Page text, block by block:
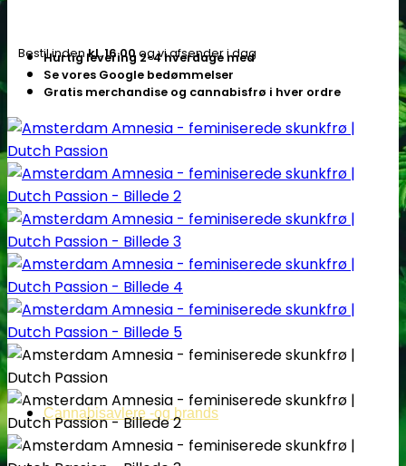
Cannabisavlere -og brands
Bestil indenkl. 16.00og vi afsender i dag
Hurtig levering 2-4 hverdage med
Se vores Google bedømmelser
Gratis merchandise og cannabisfrø i hver ordre